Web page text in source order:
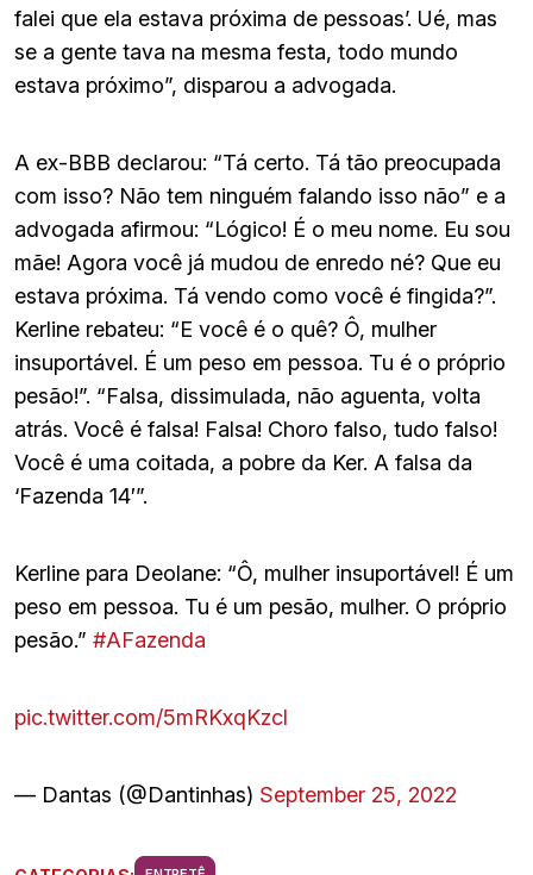
falei que ela estava próxima de pessoas’. Ué, mas
se a gente tava na mesma festa, todo mundo
estava próximo”, disparou a advogada.
A ex-BBB declarou: “Tá certo. Tá tão preocupada
com isso? Não tem ninguém falando isso não” e a
advogada afirmou: “Lógico! É o meu nome. Eu sou
mãe! Agora você já mudou de enredo né? Que eu
estava próxima. Tá vendo como você é fingida?”.
Kerline rebateu: “E você é o quê? Ô, mulher
insuportável. É um peso em pessoa. Tu é o próprio
pesão!”. “Falsa, dissimulada, não aguenta, volta
atrás. Você é falsa! Falsa! Choro falso, tudo falso!
Você é uma coitada, a pobre da Ker. A falsa da
‘Fazenda 14′”.
Kerline para Deolane: “Ô, mulher insuportável! É um
peso em pessoa. Tu é um pesão, mulher. O próprio
pesão.” #AFazenda
pic.twitter.com/5mRKxqKzcl
— Dantas (@Dantinhas) September 25, 2022